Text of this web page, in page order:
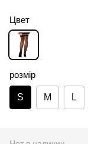
Цвет
розмір
S M L